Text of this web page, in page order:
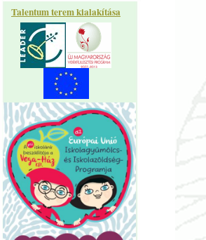
Talentum terem kialakítása